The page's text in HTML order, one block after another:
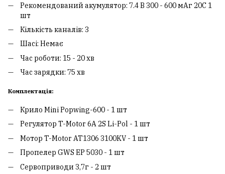
Рекомендований акумулятор: 7.4 В 300 - 600 мАг 20C 1
шт
Кількість каналів: 3
Шасі: Немає
Час роботи: 15 - 20 хв
Час зарядки: 75 хв
Комплектація:
Крило Mini Popwing-600 - 1 шт
Регулятор T-Motor 6A 2S Li-Pol - 1 шт
Мотор T-Motor AT1306 3100KV - 1 шт
Пропелер GWS EP 5030 - 1 шт
Сервоприводи 3,7г - 2 шт